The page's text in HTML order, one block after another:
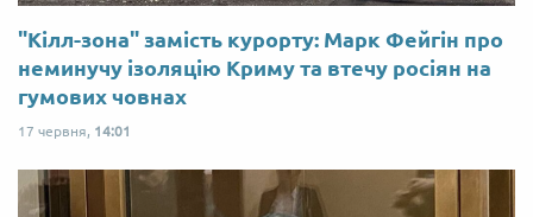
"Кілл-зона" замість курорту: Марк Фейгін про
неминучу ізоляцію Криму та втечу росіян на
гумових човнах
17 червня, 14:01